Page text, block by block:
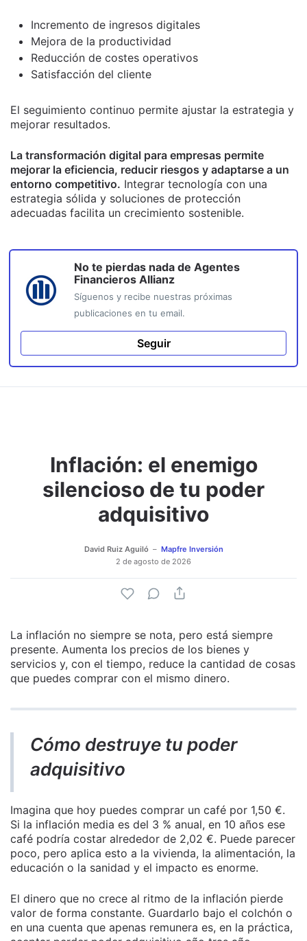
Incremento de ingresos digitales
Mejora de la productividad
Reducción de costes operativos
Satisfacción del cliente
El seguimiento continuo permite ajustar la estrategia y
mejorar resultados.
La transformación digital para empresas permite
mejorar la eficiencia, reducir riesgos y adaptarse a un
entorno competitivo. Integrar tecnología con una
estrategia sólida y soluciones de protección
adecuadas facilita un crecimiento sostenible.
No te pierdas nada de Agentes
Financieros Allianz
Síguenos y recibe nuestras próximas
publicaciones en tu email.
Seguir
Inflación: el enemigo
silencioso de tu poder
adquisitivo
David Ruiz Aguiló
Mapfre Inversión
2 de agosto de 2026
La inflación no siempre se nota, pero está siempre
presente. Aumenta los precios de los bienes y
servicios y, con el tiempo, reduce la cantidad de cosas
que puedes comprar con el mismo dinero.
Cómo destruye tu poder
adquisitivo
Imagina que hoy puedes comprar un café por 1,50 €.
Si la inflación media es del 3 % anual, en 10 años ese
café podría costar alrededor de 2,02 €. Puede parecer
poco, pero aplica esto a la vivienda, la alimentación, la
educación o la sanidad y el impacto es enorme.
El dinero que no crece al ritmo de la inflación pierde
valor de forma constante. Guardarlo bajo el colchón o
en una cuenta que apenas remunera es, en la práctica,